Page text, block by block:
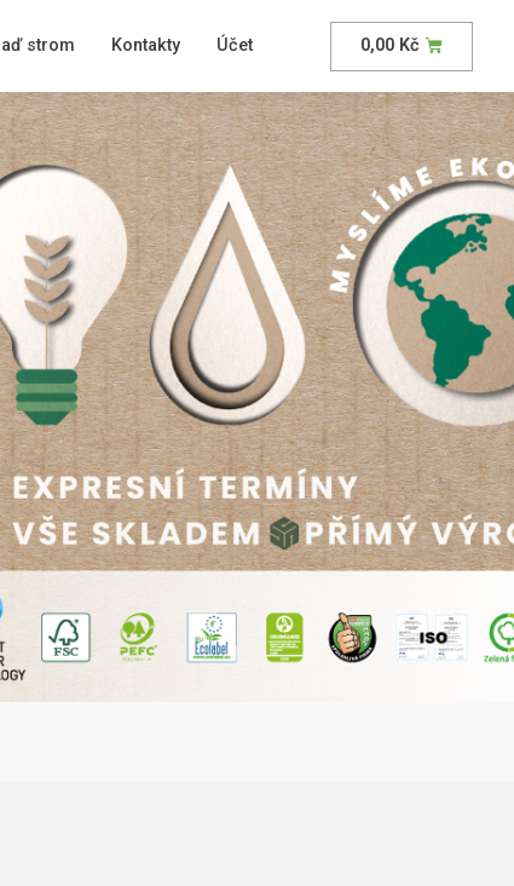
strom Kontakty Účet 0,00 Kč